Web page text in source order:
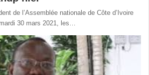
de l’Assemblée nationale de Côte d’Ivoire
30 mars 2021, les…